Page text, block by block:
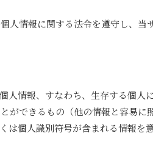
人情報に関する法令を遵守し、当
人情報、すなわち、生存する個人
ができるもの（他の情報と容易に
は個人識別符号が含まれる情報を